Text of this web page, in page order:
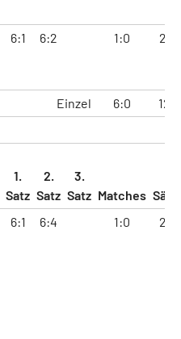
6:1 6:2 1:0 2:0
Einzel 6:0
12:1
1.
Satz
2.
Satz
3.
Satz Matches
6:1 6:4 1:0 2:0